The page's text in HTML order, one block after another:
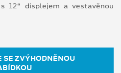
12“ displejem a vestavěnou
SE ZVÝHODNĚNOU